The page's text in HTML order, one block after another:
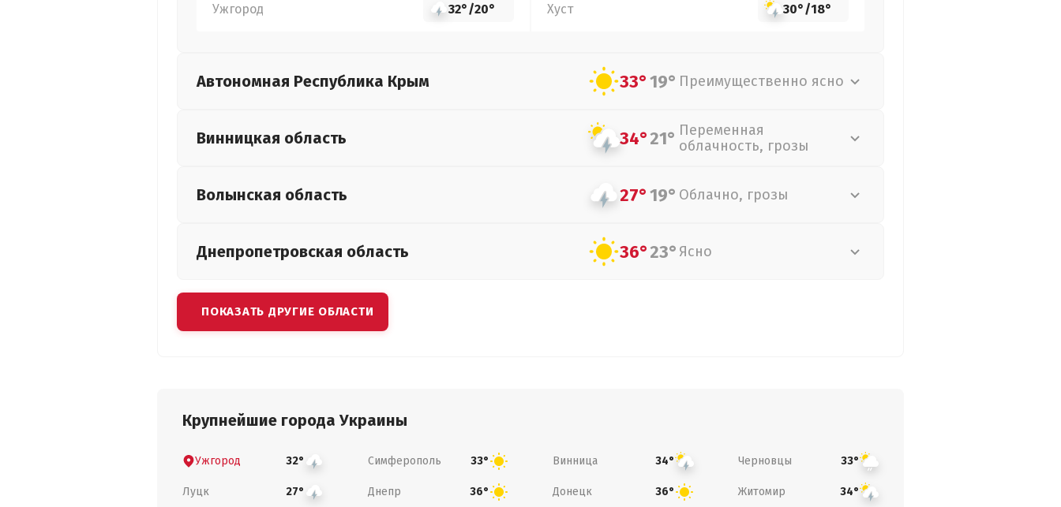
Ужгород 32°/20° Хуст 30°/18°
Автономная Республика Крым 33°19° Преимущественно ясно
Винницкая область 34°21° Переменная
облачность, грозы
Волынская область 27°19° Облачно, грозы
Днепропетровская область 36°23° Ясно
ПОКАЗАТЬ ДРУГИЕ ОБЛАСТИ
Крупнейшие города Украины
Ужгород 32° Симферополь 33° Винница 34° Черновцы 33°
Луцк 27° Днепр 36° Донецк 36° Житомир 34°